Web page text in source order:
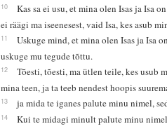
10
Kas sa ei usu, et mina olen Isas ja Isa
ei räägi ma iseenesest, vaid Isa, kes asub
11
Uskuge mind, et mina olen Isas ja Isa
uskuge mu tegude tõttu.
12
Tõesti, tõesti, ma ütlen teile, kes usub
mina teen, ja ta teeb nendest hoopis
13 ja mida te iganes palute minu nimel,
14 Kui te midagi minult palute minu